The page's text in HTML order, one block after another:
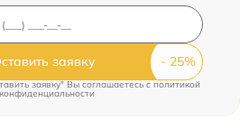
заявку
заявку" Вы соглашаетесь c политикой
конфиденциальности